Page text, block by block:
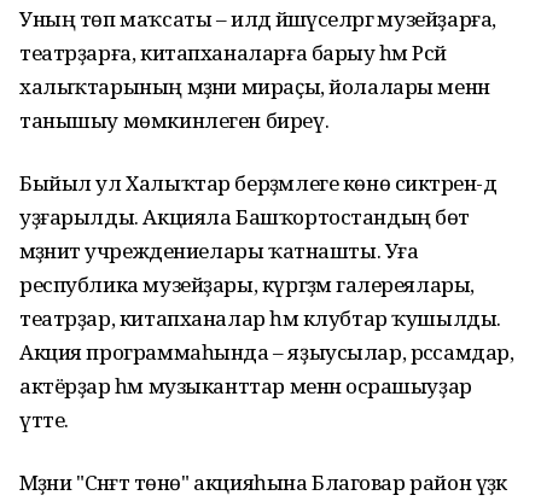
Уның төп маҡсаты – илдә йәшәүселәргә музейҙарға,
театрҙарға, китапханаларға барыу һәм Рәсәй
халыҡтарының мәҙәни мираҫы, йолалары менән
танышыу мөмкинлеген биреү.
Быйыл ул Халыҡтар берҙәмлеге көнө сиктәрен-дә
уҙғарылды. Акцияла Башҡортостандың бөтә
мәҙәниәт учреждениелары ҡатнашты. Уға
республика музейҙары, күргәҙмә галереялары,
театрҙар, китапханалар һәм клубтар ҡушылды.
Акция программаһында – яҙыусылар, рәссамдар,
актёрҙар һәм музыканттар менән осрашыуҙар
үтте.
Мәҙәни "Сәнғәт төнө" акцияһына Благовар район үҙәк